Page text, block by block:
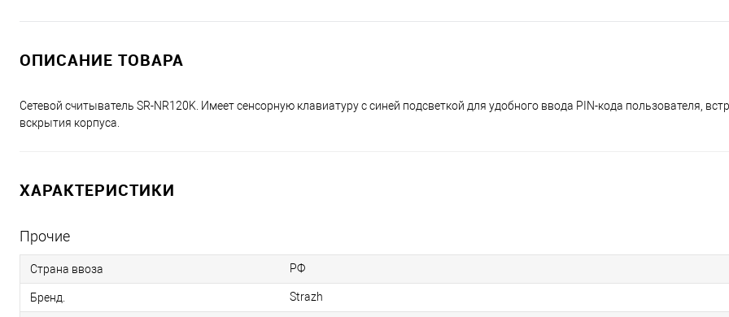
ОПИСАНИЕ ТОВАРА
Сетевой считыватель SR-NR120K. Имеет сенсорную клавиатуру с синей подсветкой для удобного ввода PIN-кода пользователя,
вскрытия корпуса.
ХАРАКТЕРИСТИКИ
Прочие
Страна ввоза РФ
Бренд. Strazh